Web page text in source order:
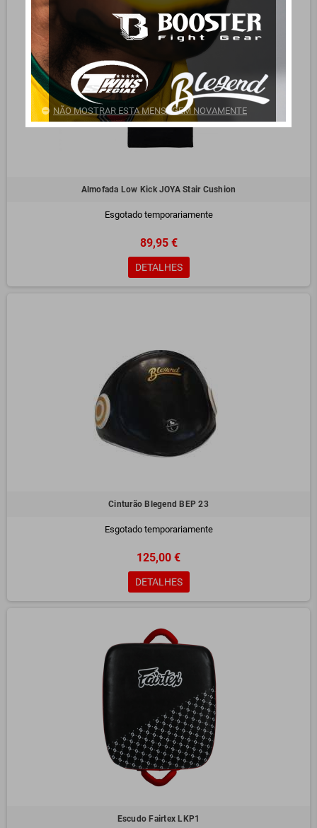
Almofada Low Kick JOYA Stair Cushion
Esgotado temporariamente
89,95 €
DETALHES
Cinturão Blegend BEP 23
Esgotado temporariamente
125,00 €
DETALHES
Escudo Fairtex LKP1
NÃO MOSTRAR ESTA MENSAGEM NOVAMENTE